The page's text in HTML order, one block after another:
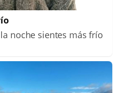
noche sientes más frío